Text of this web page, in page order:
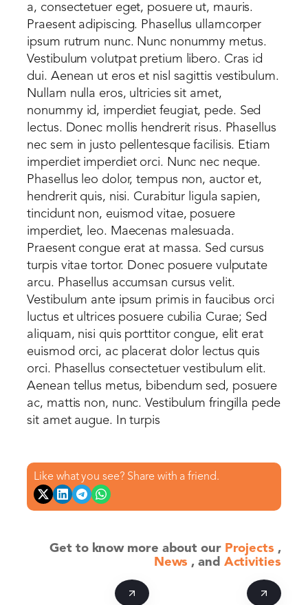
a, consectetuer eget, posuere ut, mauris.
Praesent adipiscing. Phasellus ullamcorper
ipsum rutrum nunc. Nunc nonummy metus.
Vestibulum volutpat pretium libero. Cras id
dui. Aenean ut eros et nisl sagittis vestibulum.
Nullam nulla eros, ultricies sit amet,
nonummy id, imperdiet feugiat, pede. Sed
lectus. Donec mollis hendrerit risus. Phasellus
nec sem in justo pellentesque facilisis. Etiam
imperdiet imperdiet orci. Nunc nec neque.
Phasellus leo dolor, tempus non, auctor et,
hendrerit quis, nisi. Curabitur ligula sapien,
tincidunt non, euismod vitae, posuere
imperdiet, leo. Maecenas malesuada.
Praesent congue erat at massa. Sed cursus
turpis vitae tortor. Donec posuere vulputate
arcu. Phasellus accumsan cursus velit.
Vestibulum ante ipsum primis in faucibus orci
luctus et ultrices posuere cubilia Curae; Sed
aliquam, nisi quis porttitor congue, elit erat
euismod orci, ac placerat dolor lectus quis
orci. Phasellus consectetuer vestibulum elit.
Aenean tellus metus, bibendum sed, posuere
ac, mattis non, nunc. Vestibulum fringilla pede
sit amet augue. In turpis
Like what you see? Share with a friend.
Get to know more about our Projects ,
News , and Activities